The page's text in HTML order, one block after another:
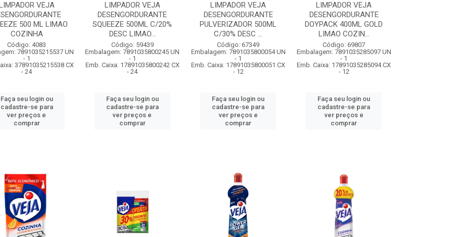
VEJA
500 ML LIMAO
COZINHA
Código: 4083
7891035215537 UN
- 1
37891035215538 CX
- 24
Faça seu login ou
cadastre-se para
ver preços e
comprar
LIMPADOR VEJA
DESENGORDURANTE
SQUEEZE 500ML C/20%
DESC LIMAO...
Código: 59439
Embalagem: 7891035800245 UN
- 1
Emb. Caixa: 17891035800242 CX
- 24
Faça seu login ou
cadastre-se para
ver preços e
comprar
LIMPADOR VEJA
DESENGORDURANTE
PULVERIZADOR 500ML
C/30% DESC ...
Código: 67349
Embalagem: 7891035800054 UN
- 1
Emb. Caixa: 17891035800051 CX
- 12
Faça seu login ou
cadastre-se para
ver preços e
comprar
LIMPADOR VEJA
DESENGORDURANTE
DOYPACK 400ML GOLD
LIMAO COZIN...
Código: 69807
Embalagem: 7891035285097 UN
- 1
Emb. Caixa: 17891035285094 CX
- 12
Faça seu login ou
cadastre-se para
ver preços e
comprar